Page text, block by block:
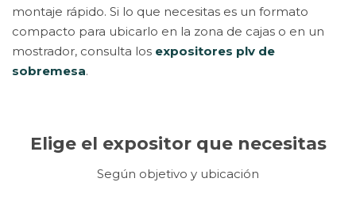
montaje rápido. Si lo que necesitas es un formato
compacto para ubicarlo en la zona de cajas o en un
mostrador, consulta los expositores plv de
sobremesa.
Elige el expositor que necesitas
Según objetivo y ubicación